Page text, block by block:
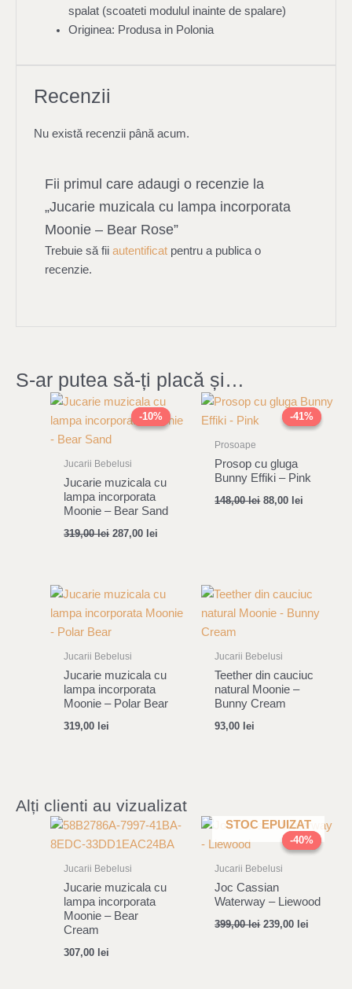
spalat (scoateti modulul inainte de spalare)
Originea: Produsa in Polonia
Recenzii
Nu există recenzii până acum.
Fii primul care adaugi o recenzie la
„Jucarie muzicala cu lampa incorporata
Moonie – Bear Rose”
Trebuie să fiiautentificat pentru a publica o
recenzie.
S-ar putea să-ți placă și…
-10%
-10%
Jucarii Bebelusi
Jucarie muzicala cu
lampa incorporata
Moonie – Bear Sand
319,00lei
Original
price
was:
287,00 lei
Current
price
is:
-41%
-41%
Prosoape
Prosop cu gluga
Bunny Effiki – Pink
148,00lei
Original
price
was:
88,00 lei
Current
price
is:
Jucarii Bebelusi
Jucarie muzicala cu
lampa incorporata
Moonie – Polar Bear
319,00 lei
Jucarii Bebelusi
Teether din cauciuc
natural Moonie –
Bunny Cream
93,00 lei
Alți clienti au vizualizat
Jucarii Bebelusi
Jucarie muzicala cu
lampa incorporata
Moonie – Bear
Cream
307,00 lei
-40%
STOC EPUIZAT
-40%
Jucarii Bebelusi
Joc Cassian
Waterway – Liewood
399,00lei
Original
price
was:
239,00 lei
Current
price
is: